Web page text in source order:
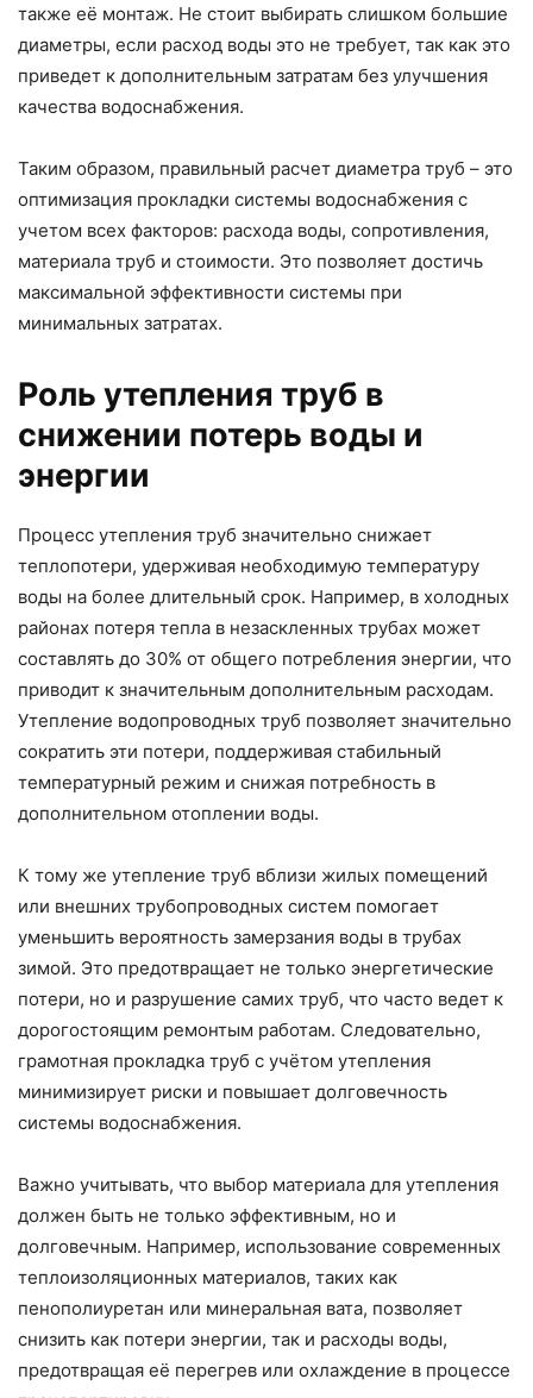
также её монтаж. Не стоит выбирать слишком большие
диаметры, если расход воды это не требует, так как это
приведет к дополнительным затратам без улучшения
качества водоснабжения.
Таким образом, правильный расчет диаметра труб – это
оптимизация прокладки системы водоснабжения с
учетом всех факторов: расхода воды, сопротивления,
материала труб и стоимости. Это позволяет достичь
максимальной эффективности системы при
минимальных затратах.
Роль утепления труб в
снижении потерь воды и
энергии
Процесс утепления труб значительно снижает
теплопотери, удерживая необходимую температуру
воды на более длительный срок. Например, в холодных
районах потеря тепла в незаскленных трубах может
составлять до 30% от общего потребления энергии, что
приводит к значительным дополнительным расходам.
Утепление водопроводных труб позволяет значительно
сократить эти потери, поддерживая стабильный
температурный режим и снижая потребность в
дополнительном отоплении воды.
К тому же утепление труб вблизи жилых помещений
или внешних трубопроводных систем помогает
уменьшить вероятность замерзания воды в трубах
зимой. Это предотвращает не только энергетические
потери, но и разрушение самих труб, что часто ведет к
дорогостоящим ремонтым работам. Следовательно,
грамотная прокладка труб с учётом утепления
минимизирует риски и повышает долговечность
системы водоснабжения.
Важно учитывать, что выбор материала для утепления
должен быть не только эффективным, но и
долговечным. Например, использование современных
теплоизоляционных материалов, таких как
пенополиуретан или минеральная вата, позволяет
снизить как потери энергии, так и расходы воды,
предотвращая её перегрев или охлаждение в процессе